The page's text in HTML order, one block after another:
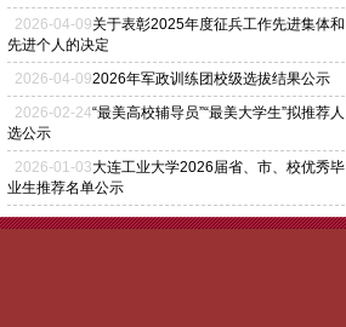
2026-04-09关于表彰2025年度征兵工作先进集体和
先进个人的决定
2026-04-092026年军政训练团校级选拔结果公示
2026-02-24“最美高校辅导员”“最美大学生”拟推荐人
选公示
2026-01-03大连工业大学2026届省、市、校优秀毕
业生推荐名单公示